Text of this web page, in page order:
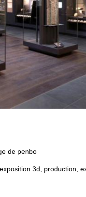
de penbo
3d, production,